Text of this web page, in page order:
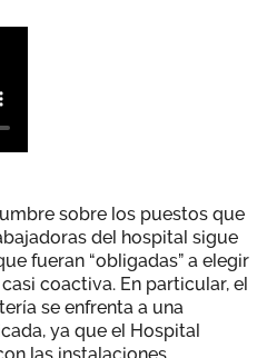
sobre los puestos que
del hospital sigue
fueran “obligadas” a elegir
coactiva. En particular, el
se enfrenta a una
ya que el Hospital